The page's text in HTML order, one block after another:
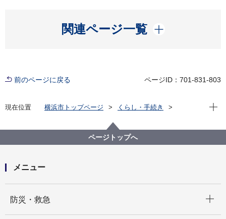
関連ページ一覧
開く
前のページに戻る ページID：701-831-803
現在位置 横浜市トップページ
くらし・手続き
事業中路線
川崎町田線（大熊新羽地区）
現在
ページトップへ
メニュー
防災・救急